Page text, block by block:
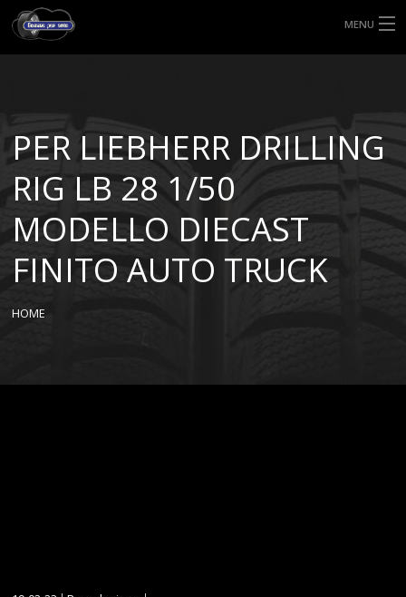
MENU
MISURE GOMME
BLOG
SHOP
PER LIEBHERR DRILLING
RIG LB 28 1/50
MODELLO DIECAST
FINITO AUTO TRUCK
HOME